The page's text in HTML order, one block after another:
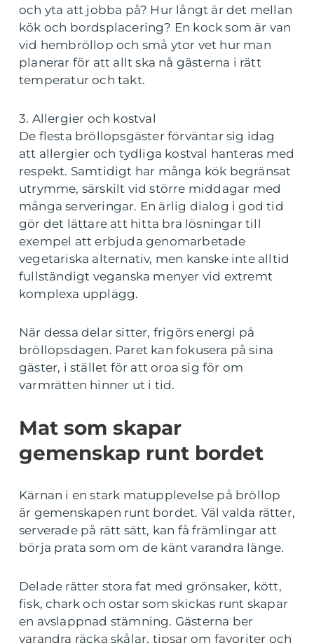
och yta att jobba på? Hur långt är det mellan
kök och bordsplacering? En kock som är van
vid hembröllop och små ytor vet hur man
planerar för att allt ska nå gästerna i rätt
temperatur och takt.
3. Allergier och kostval
De flesta bröllopsgäster förväntar sig idag
att allergier och tydliga kostval hanteras med
respekt. Samtidigt har många kök begränsat
utrymme, särskilt vid större middagar med
många serveringar. En ärlig dialog i god tid
gör det lättare att hitta bra lösningar till
exempel att erbjuda genomarbetade
vegetariska alternativ, men kanske inte alltid
fullständigt veganska menyer vid extremt
komplexa upplägg.
När dessa delar sitter, frigörs energi på
bröllopsdagen. Paret kan fokusera på sina
gäster, i stället för att oroa sig för om
varmrätten hinner ut i tid.
Mat som skapar
gemenskap runt bordet
Kärnan i en stark matupplevelse på bröllop
är gemenskapen runt bordet. Väl valda rätter,
serverade på rätt sätt, kan få främlingar att
börja prata som om de känt varandra länge.
Delade rätter stora fat med grönsaker, kött,
fisk, chark och ostar som skickas runt skapar
en avslappnad stämning. Gästerna ber
varandra räcka skålar, tipsar om favoriter och